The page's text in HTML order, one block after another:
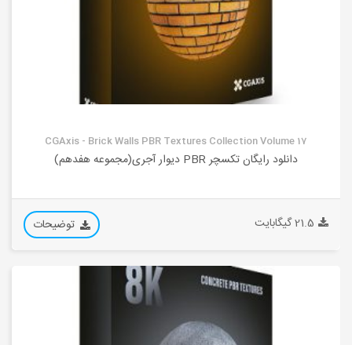
CGAxis - Brick Walls PBR Textures Collection Volume 17
دانلود رایگان تکسچر PBR دیوار آجری(مجموعه هفدهم)
21.5 گیگابایت توضیحات